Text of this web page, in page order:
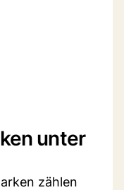
unter
zählen